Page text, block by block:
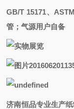
GB/T 15171、
管；气源用户自备
济南恒品专业生产